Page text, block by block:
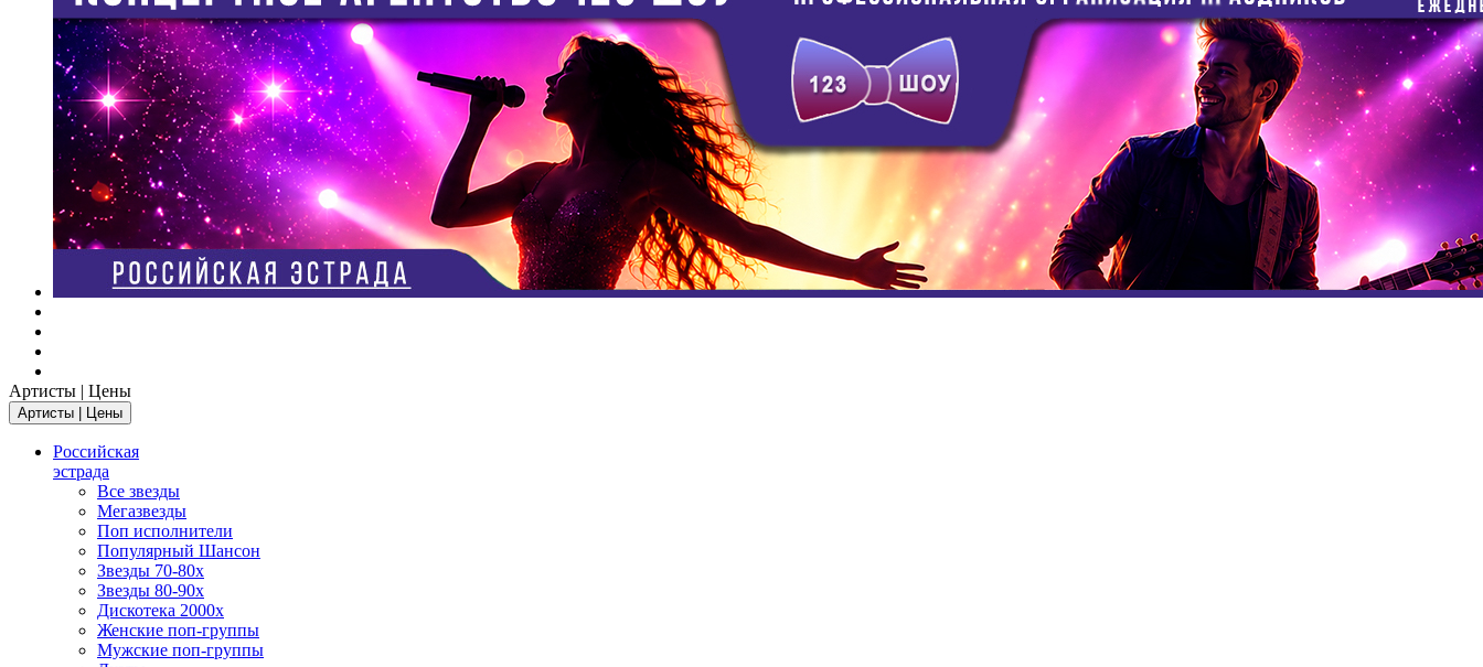
Артисты | Цены
Артисты | Цены
Российская
эстрада
Все звезды
Мегазвезды
Поп исполнители
Популярный Шансон
Звезды 70-80х
Звезды 80-90х
Дискотека 2000х
Женские поп-группы
Мужские поп-группы